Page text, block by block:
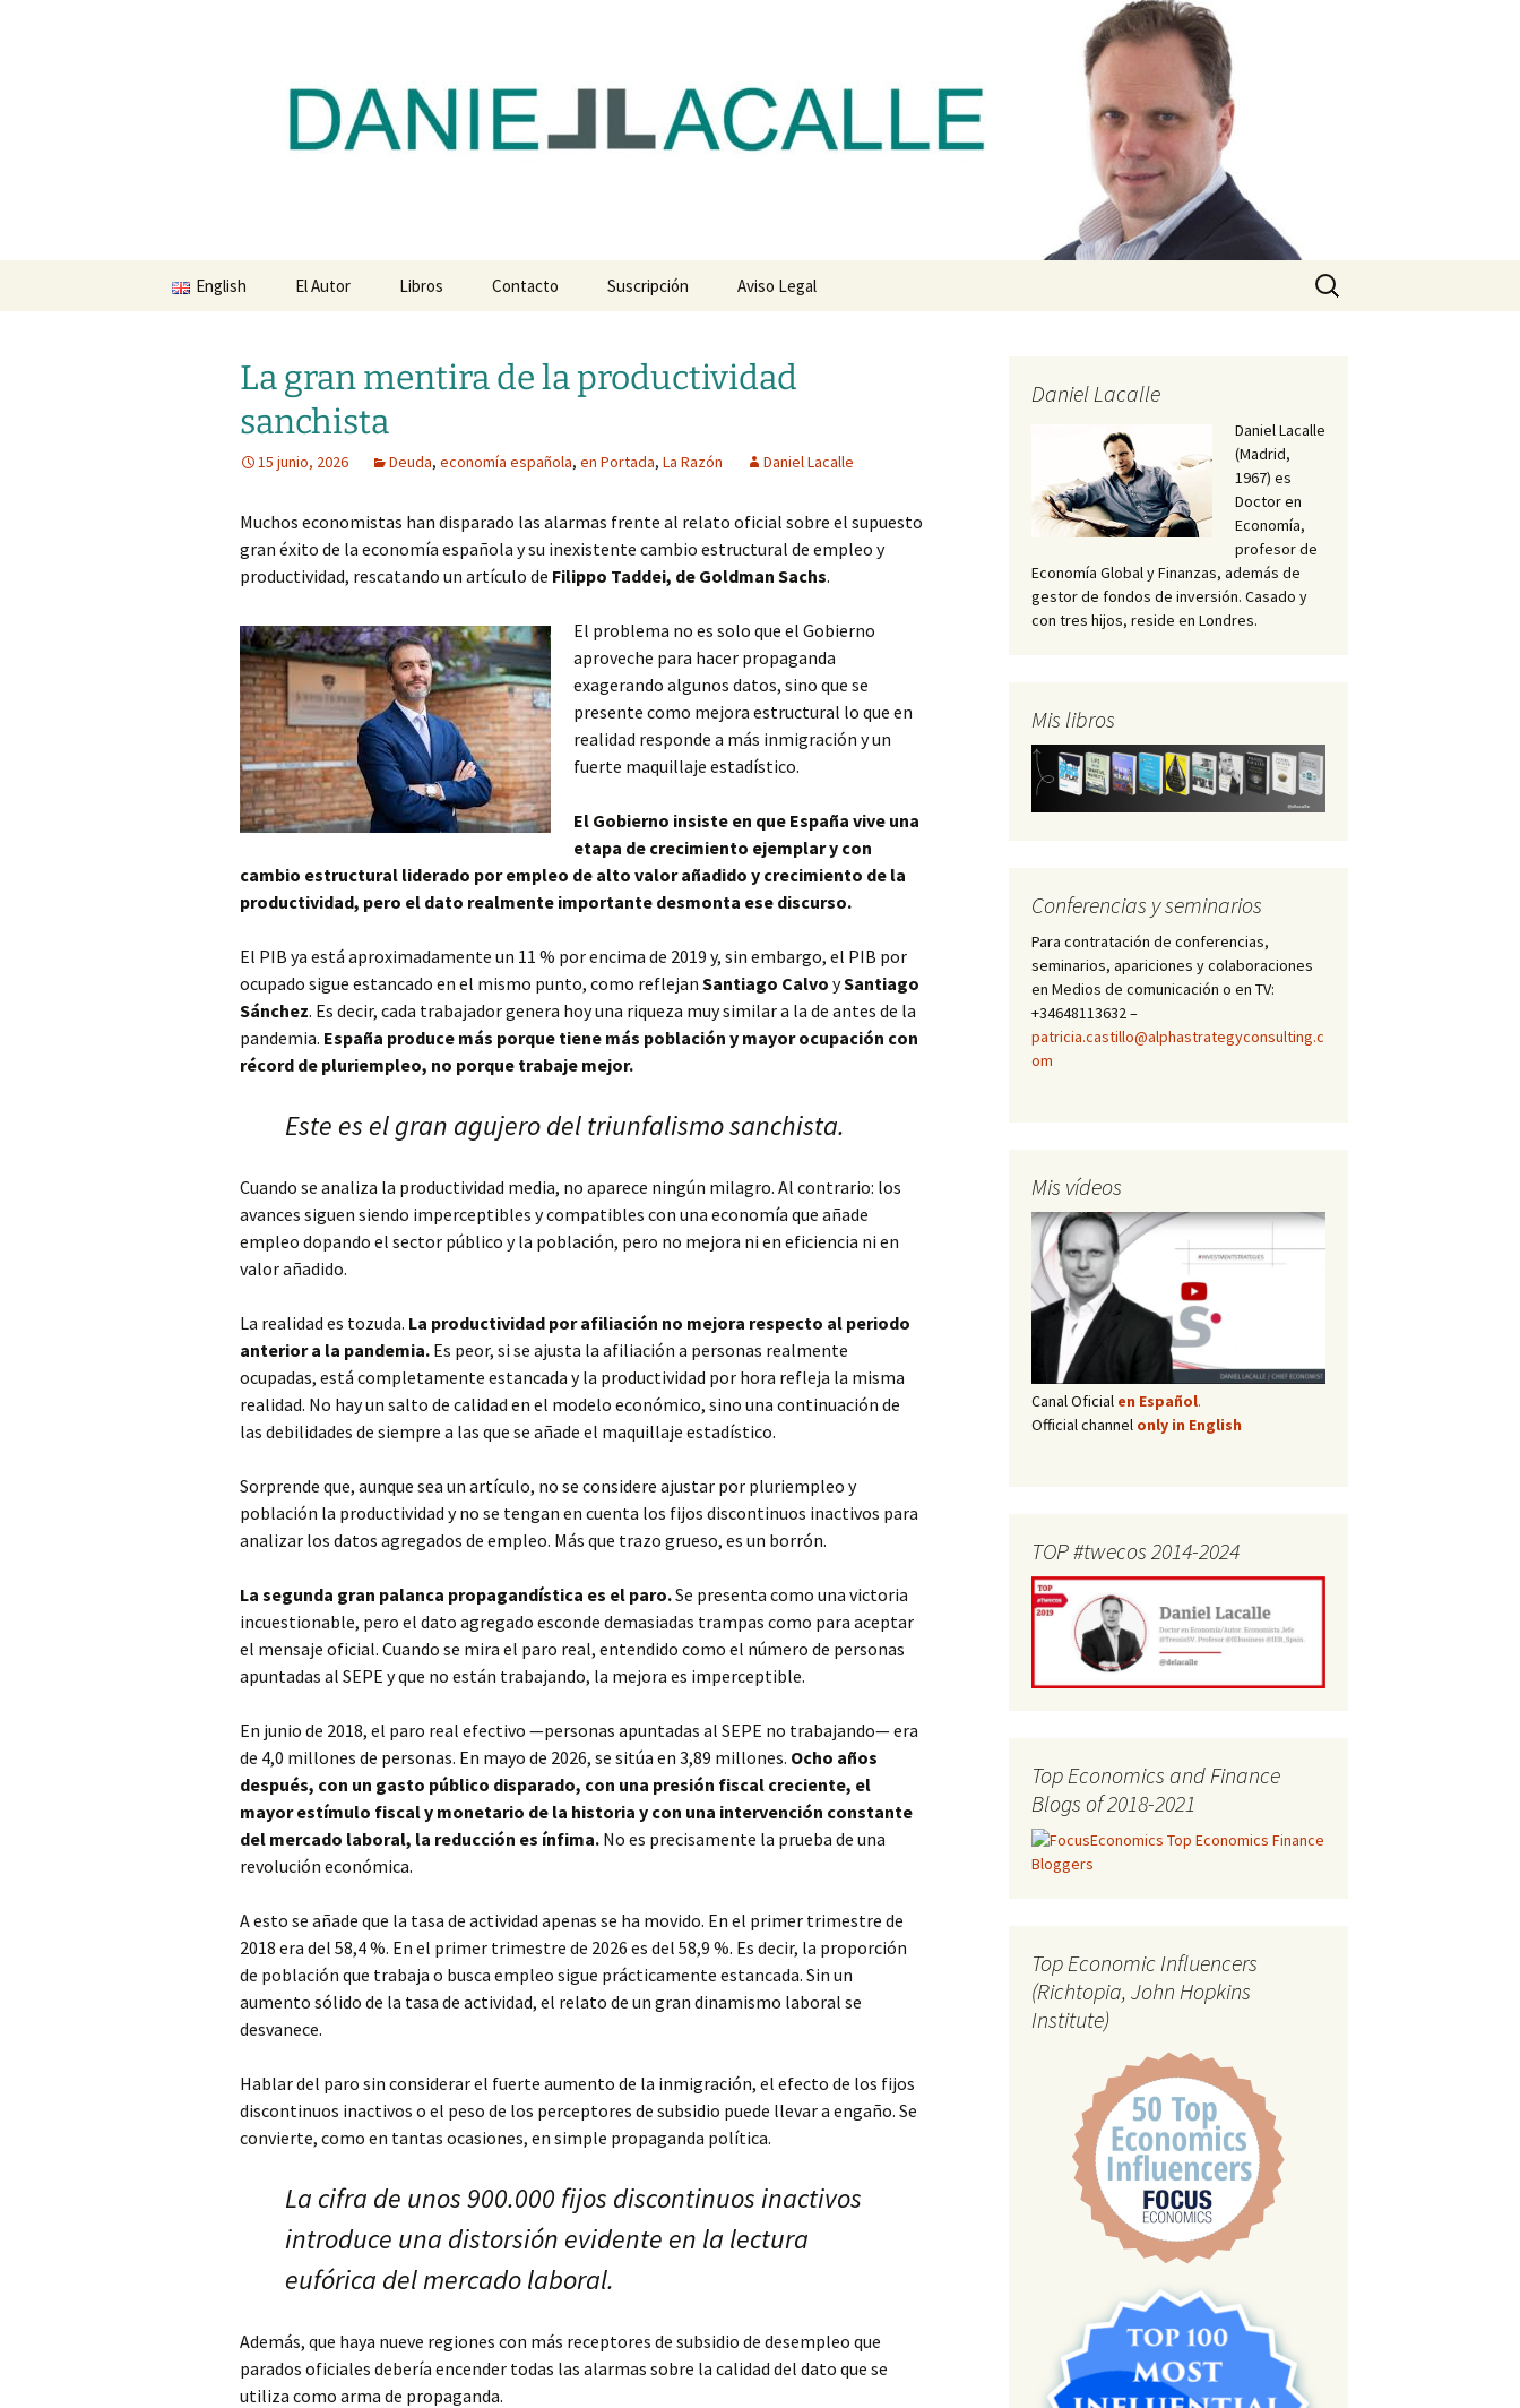
dlacalle.com
English El Autor Libros Contacto Suscripción Aviso Legal
Buscar:
La gran mentira de la productividad
sanchista
15 junio, 2026 Deuda, economía española, en Portada, La Razón Daniel Lacalle
Muchos economistas han disparado las alarmas frente al relato oficial sobre el supuesto
gran éxito de la economía española y su inexistente cambio estructural de empleo y
productividad, rescatando un artículo de Filippo Taddei, de Goldman Sachs.
El problema no es solo que el Gobierno
aproveche para hacer propaganda
exagerando algunos datos, sino que se
presente como mejora estructural lo que en
realidad responde a más inmigración y un
fuerte maquillaje estadístico.
El Gobierno insiste en que España vive una
etapa de crecimiento ejemplar y con
cambio estructural liderado por empleo de alto valor añadido y crecimiento de la
productividad, pero el dato realmente importante desmonta ese discurso.
El PIB ya está aproximadamente un 11 % por encima de 2019 y, sin embargo, el PIB por
ocupado sigue estancado en el mismo punto, como reflejan Santiago Calvo ySantiago
Sánchez. Es decir, cada trabajador genera hoy una riqueza muy similar a la de antes de la
pandemia. España produce más porque tiene más población y mayor ocupación con
récord de pluriempleo, no porque trabaje mejor.
Este es el gran agujero del triunfalismo sanchista.
Cuando se analiza la productividad media, no aparece ningún milagro. Al contrario: los
avances siguen siendo imperceptibles y compatibles con una economía que añade
empleo dopando el sector público y la población, pero no mejora ni en eficiencia ni en
valor añadido.
La realidad es tozuda. La productividad por afiliación no mejora respecto al periodo
anterior a la pandemia. Es peor, si se ajusta la afiliación a personas realmente
ocupadas, está completamente estancada y la productividad por hora refleja la misma
realidad. No hay un salto de calidad en el modelo económico, sino una continuación de
las debilidades de siempre a las que se añade el maquillaje estadístico.
Sorprende que, aunque sea un artículo, no se considere ajustar por pluriempleo y
población la productividad y no se tengan en cuenta los fijos discontinuos inactivos para
analizar los datos agregados de empleo. Más que trazo grueso, es un borrón.
La segunda gran palanca propagandística es el paro.Se presenta como una victoria
incuestionable, pero el dato agregado esconde demasiadas trampas como para aceptar
el mensaje oficial. Cuando se mira el paro real, entendido como el número de personas
apuntadas al SEPE y que no están trabajando, la mejora es imperceptible.
En junio de 2018, el paro real efectivo —personas apuntadas al SEPE no trabajando— era
de 4,0 millones de personas. En mayo de 2026, se sitúa en 3,89 millones. Ocho años
después, con un gasto público disparado, con una presión fiscal creciente, el
mayor estímulo fiscal y monetario de la historia y con una intervención constante
del mercado laboral, la reducción es ínfima. No es precisamente la prueba de una
revolución económica.
A esto se añade que la tasa de actividad apenas se ha movido. En el primer trimestre de
2018 era del 58,4 %. En el primer trimestre de 2026 es del 58,9 %. Es decir, la proporción
de población que trabaja o busca empleo sigue prácticamente estancada. Sin un
aumento sólido de la tasa de actividad, el relato de un gran dinamismo laboral se
desvanece.
Hablar del paro sin considerar el fuerte aumento de la inmigración, el efecto de los fijos
discontinuos inactivos o el peso de los perceptores de subsidio puede llevar a engaño. Se
convierte, como en tantas ocasiones, en simple propaganda política.
La cifra de unos 900.000 fijos discontinuos inactivos
introduce una distorsión evidente en la lectura
eufórica del mercado laboral.
Además, que haya nueve regiones con más receptores de subsidio de desempleo que
parados oficiales debería encender todas las alarmas sobre la calidad del dato que se
utiliza como arma de propaganda.
Daniel Lacalle
Daniel Lacalle
(Madrid,
1967) es
Doctor en
Economía,
profesor de
Economía Global y Finanzas, además de
gestor de fondos de inversión. Casado y
con tres hijos, reside en Londres.
Mis libros
Conferencias y seminarios
Para contratación de conferencias,
seminarios, apariciones y colaboraciones
en Medios de comunicación o en TV:
+34648113632 –
patricia.castillo@alphastrategyconsulting.c
om
Mis vídeos
Canal Oficial en Español.
Official channel only in English
TOP #twecos 2014-2024
Top Economics and Finance
Blogs of 2018-2021
Top Economic Influencers
(Richtopia, John Hopkins
Institute)